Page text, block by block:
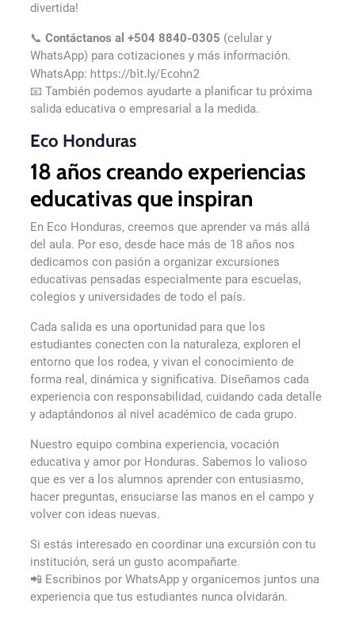
divertida!
📞 Contáctanos al +504 8840-0305 (celular y
WhatsApp) para cotizaciones y más información.
WhatsApp: https://bit.ly/Ecohn2
📧 También podemos ayudarte a planificar tu próxima
salida educativa o empresarial a la medida.
Eco Honduras
18 años creando experiencias
educativas que inspiran
En Eco Honduras, creemos que aprender va más allá
del aula. Por eso, desde hace más de 18 años nos
dedicamos con pasión a organizar excursiones
educativas pensadas especialmente para escuelas,
colegios y universidades de todo el país.
Cada salida es una oportunidad para que los
estudiantes conecten con la naturaleza, exploren el
entorno que los rodea, y vivan el conocimiento de
forma real, dinámica y significativa. Diseñamos cada
experiencia con responsabilidad, cuidando cada detalle
y adaptándonos al nivel académico de cada grupo.
Nuestro equipo combina experiencia, vocación
educativa y amor por Honduras. Sabemos lo valioso
que es ver a los alumnos aprender con entusiasmo,
hacer preguntas, ensuciarse las manos en el campo y
volver con ideas nuevas.
Si estás interesado en coordinar una excursión con tu
institución, será un gusto acompañarte.
📲 Escribinos por WhatsApp y organicemos juntos una
experiencia que tus estudiantes nunca olvidarán.